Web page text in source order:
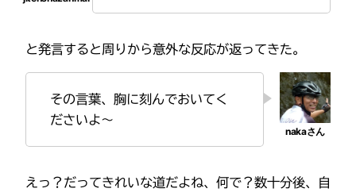
と発言すると周りから意外な反応が返ってきた。
その言葉、胸に刻んでおいてく
ださいよ～
えっ？だってきれいな道だよね、何で？数十分後、自